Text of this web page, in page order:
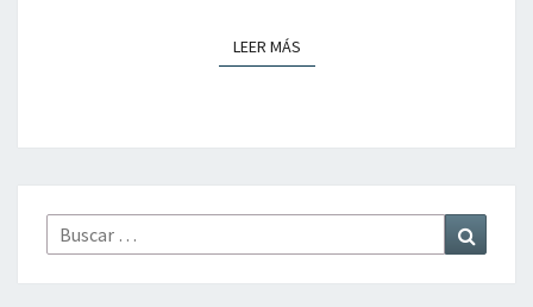
LEER MÁSLEER MÁS
Buscar
por: